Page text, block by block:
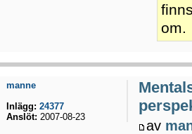
om.
av
manne
Inlägg: 24377
Anslöt: 2007-08-23